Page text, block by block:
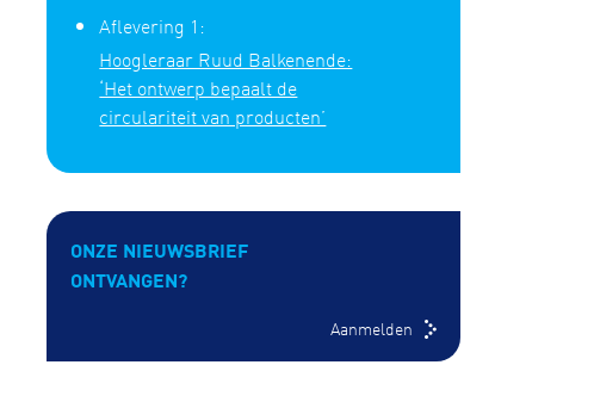
Aflevering 1:
Hoogleraar Ruud Balkenende:
‘Het ontwerp bepaalt de
circulariteit van producten’
ONZE NIEUWSBRIEF
ONTVANGEN?
Aanmelden